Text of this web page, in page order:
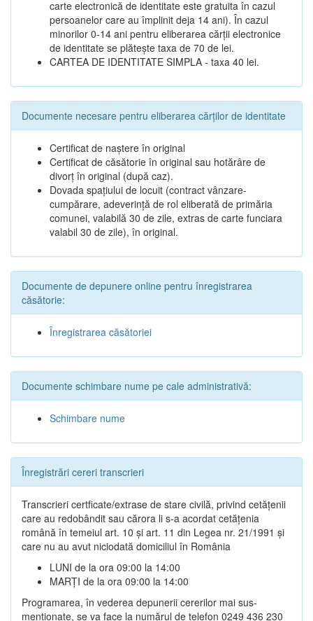
carte electronică de identitate este gratuita în cazul
persoanelor care au împlinit deja 14 ani). În cazul
minorilor 0-14 ani pentru eliberarea cărții electronice
de identitate se plătește taxa de 70 de lei.
CARTEA DE IDENTITATE SIMPLA - taxa 40 lei.
Documente necesare pentru eliberarea cărților de identitate
Certificat de naștere în original
Certificat de căsătorie în original sau hotărâre de
divorț în original (după caz).
Dovada spațiului de locuit (contract vânzare-
cumpărare, adeverință de rol eliberată de primăria
comunei, valabilă 30 de zile, extras de carte funciara
valabil 30 de zile), în original.
Documente de depunere online pentru înregistrarea
căsătorie:
Înregistrarea căsătoriei
Documente schimbare nume pe cale administrativă:
Schimbare nume
Înregistrări cereri transcrieri
Transcrieri certficate/extrase de stare civilă, privind cetățenii
care au redobândit sau cărora li s-a acordat cetățenia
română în temeiul art. 10 și art. 11 din Legea nr. 21/1991 și
care nu au avut niciodată domiciliul în România
LUNI de la ora 09:00 la 14:00
MARȚI de la ora 09:00 la 14:00
Programarea, în vederea depunerii cererilor mai sus-
menționate, se va face la numărul de telefon 0249 436 230